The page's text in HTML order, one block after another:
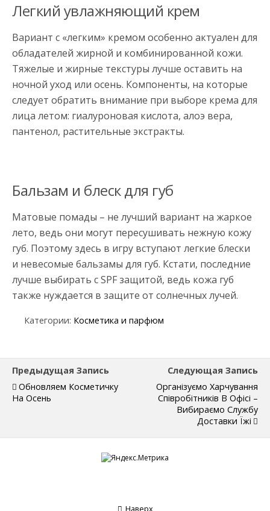
Легкий увлажняющий крем
Вариант с «легким» кремом особенно актуален для
обладателей жирной и комбинированной кожи.
Тяжелые и жирные текстуры лучше оставить на
ночной уход или осень. Компоненты, на которые
следует обратить внимание при выборе крема для
лица летом: гиалуроновая кислота, алоэ вера,
пантенол, растительные экстракты.
Бальзам и блеск для губ
Матовые помады – не лучший вариант на жаркое
лето, ведь они могут пересушивать нежную кожу
губ. Поэтому здесь в игру вступают легкие блески
и невесомые бальзамы для губ. Кстати, последние
лучше выбирать с SPF защитой, ведь кожа губ
также нуждается в защите от солнечных лучей.
Категории: Косметика и парфюм
Предыдущая Запись
Обновляем Косметичку
На Осень
Следующая Запись
Організуємо Харчування
Співробітників В Офісі –
Вибираємо Службу
Доставки Їжі
Наверх